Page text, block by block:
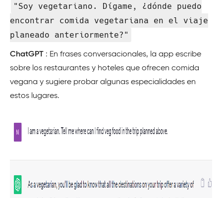
"Soy vegetariano. Dígame, ¿dónde puedo
encontrar comida vegetariana en el viaje
planeado anteriormente?"
ChatGPT : En frases conversacionales, la app escribe
sobre los restaurantes y hoteles que ofrecen comida
vegana y sugiere probar algunas especialidades en
estos lugares.